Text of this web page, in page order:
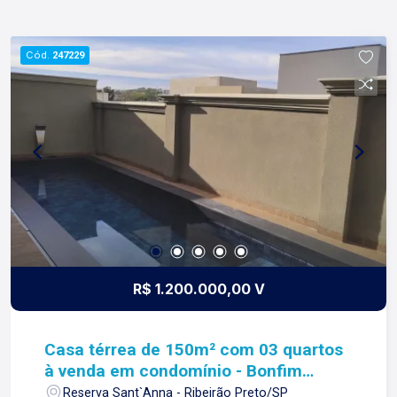
Cód. 247229
R$ 1.200.000,00 V
Casa térrea de 150m² com 03 quartos
à venda em condomínio - Bonfim
Paulista - Reserva Sant`Anna - Reserva
Reserva Sant`Anna - Ribeirão Preto/SP